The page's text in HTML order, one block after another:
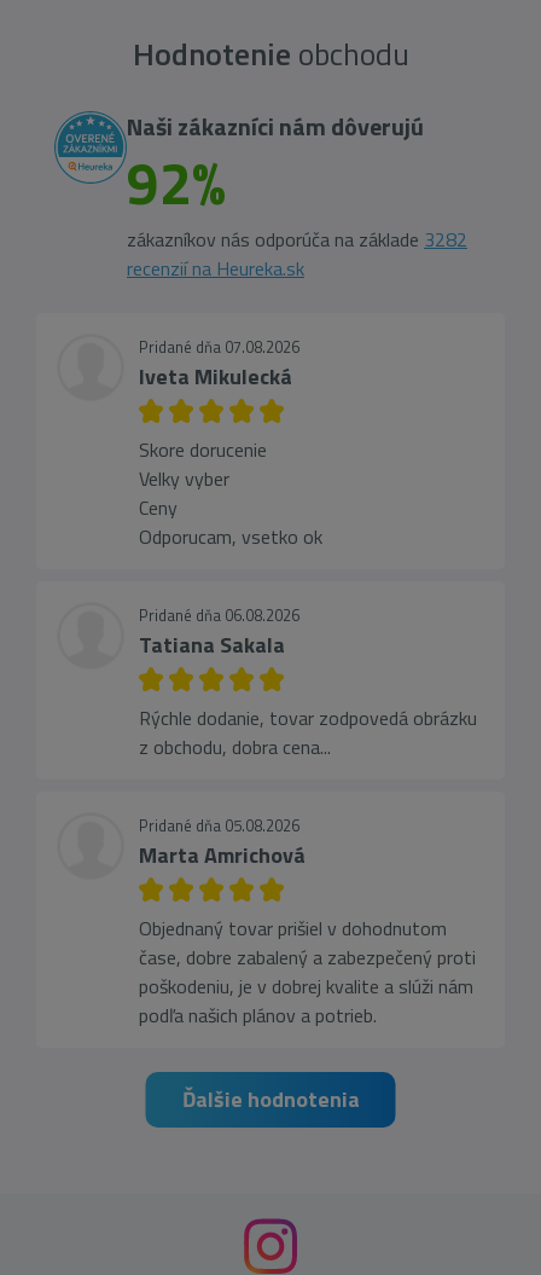
Hodnotenie obchodu
Naši zákazníci nám dôverujú
92%
zákazníkov nás odporúča na základe 3282
recenzií na Heureka.sk
Pridané dňa 07.08.2026
Iveta Mikulecká
Skore dorucenie
Velky vyber
Ceny
Odporucam, vsetko ok
Pridané dňa 06.08.2026
Tatiana Sakala
Rýchle dodanie, tovar zodpovedá obrázku
z obchodu, dobra cena...
Pridané dňa 05.08.2026
Marta Amrichová
Objednaný tovar prišiel v dohodnutom
čase, dobre zabalený a zabezpečený proti
poškodeniu, je v dobrej kvalite a slúži nám
podľa našich plánov a potrieb.
Ďalšie hodnotenia